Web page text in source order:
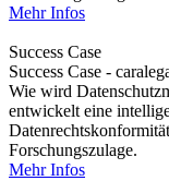
Mehr Infos
Success Case
Success Case -
Wie wird
entwickelt eine
Forschungszulage.
Mehr Infos